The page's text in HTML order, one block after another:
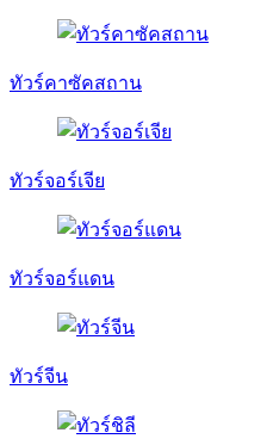
ทัวร์คาซัคสถาน
ทัวร์จอร์เจีย
ทัวร์จอร์แดน
ทัวร์จีน